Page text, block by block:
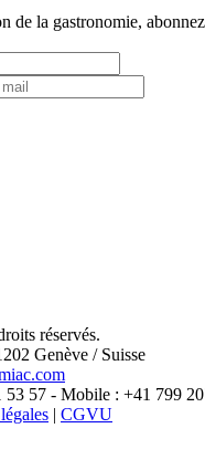
de la gastronomie,
X
réservés.
Genève / Suisse
53 57 - Mobile : +41 799
| CGVU